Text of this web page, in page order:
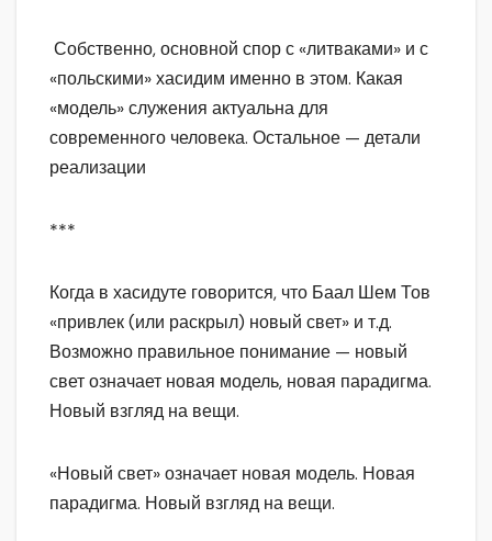
Собственно, основной спор с «литваками» и с
«польскими» хасидим именно в этом. Какая
«модель» служения актуальна для
современного человека. Остальное — детали
реализации
***
Когда в хасидуте говорится, что Баал Шем Тов
«привлек (или раскрыл) новый свет» и т.д.
Возможно правильное понимание — новый
свет означает новая модель, новая парадигма.
Новый взгляд на вещи.
«Новый свет» означает новая модель. Новая
парадигма. Новый взгляд на вещи.